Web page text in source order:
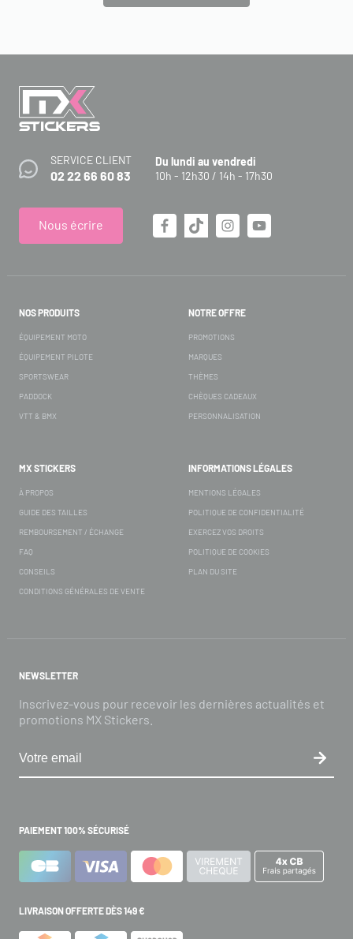
SERVICE CLIENT
02 22 66 60 83
Du lundi au vendredi
10h - 12h30 / 14h - 17h30
Nous écrire
NOS PRODUITS
ÉQUIPEMENT MOTO
ÉQUIPEMENT PILOTE
SPORTSWEAR
PADDOCK
VTT & BMX
NOTRE OFFRE
PROMOTIONS
MARQUES
THÈMES
CHÈQUES CADEAUX
PERSONNALISATION
MX STICKERS
À PROPOS
GUIDE DES TAILLES
REMBOURSEMENT / ÉCHANGE
FAQ
CONSEILS
CONDITIONS GÉNÉRALES DE VENTE
INFORMATIONS LÉGALES
MENTIONS LÉGALES
POLITIQUE DE CONFIDENTIALITÉ
EXERCEZ VOS DROITS
POLITIQUE DE COOKIES
PLAN DU SITE
NEWSLETTER
Inscrivez-vous pour recevoir les dernières actualités et
promotions MX Stickers.
PAIEMENT 100% SÉCURISÉ
LIVRAISON OFFERTE DÈS 149 €